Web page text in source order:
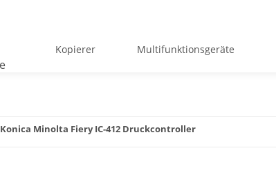
Kopierer Multifunktionsgeräte
Konica Minolta Fiery IC-412 Druckcontroller